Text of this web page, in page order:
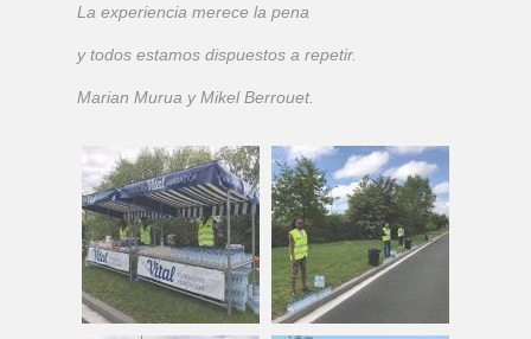
La experiencia merece la pena
y todos estamos dispuestos a repetir.
Marian Murua y Mikel Berrouet.